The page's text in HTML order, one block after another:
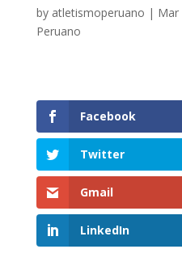
by atletismoperuano | Mar
Peruano
Facebook
Twitter
Gmail
LinkedIn